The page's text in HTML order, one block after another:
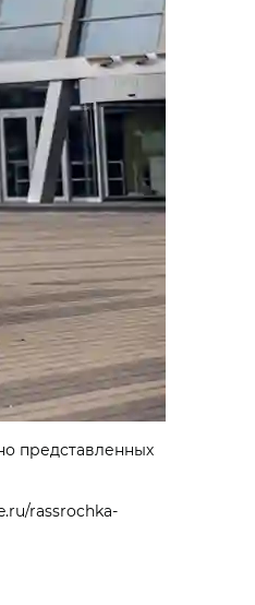
представленных
rassrochka-